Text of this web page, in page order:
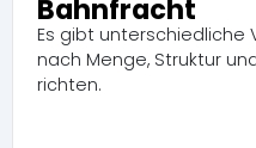
Bahnfracht
Es gibt unterschiedliche
nach Menge, Struktur
richten.